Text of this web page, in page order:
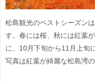
松島観光のベストシーズン
す。春には桜、秋には紅葉
に、10月下旬から11月上旬
写真は紅葉が綺麗な松島湾の